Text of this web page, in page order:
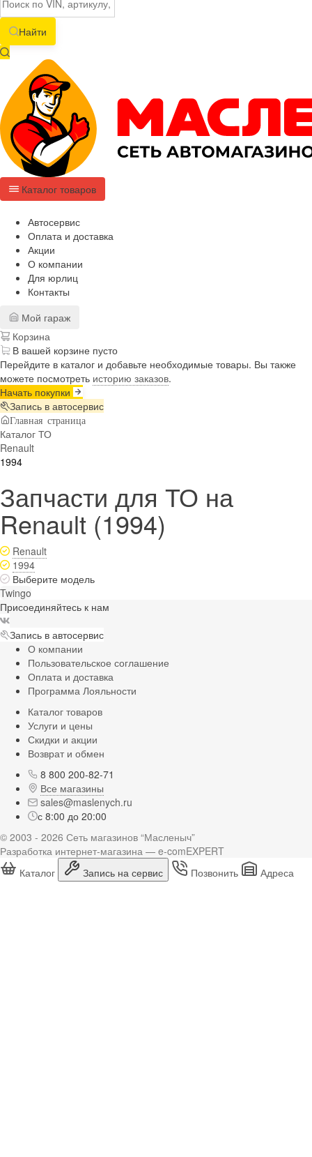
Найти
Каталог товаров
Автосервис
Оплата и доставка
Акции
О компании
Для юрлиц
Контакты
Мой гараж
Корзина
В вашей корзине пусто
Перейдите в каталог и добавьте необходимые товары. Вы также
можете посмотреть историю заказов.
Начать покупки
Запись в автосервис
Главная страница
Каталог ТО
Renault
1994
Запчасти для ТО на
Renault (1994)
Renault
1994
Выберите модель
Twingo
Присоединяйтесь к нам
Запись в автосервис
О компании
Пользовательское соглашение
Оплата и доставка
Программа Лояльности
Каталог товаров
Услуги и цены
Скидки и акции
Возврат и обмен
8 800 200-82-71
Все магазины
sales@maslenych.ru
с 8:00 до 20:00
© 2003 - 2026 Сеть магазинов “Масленыч”
Разработка интернет-магазина — e-comEXPERT
Каталог
Запись на сервис Позвонить Адреса